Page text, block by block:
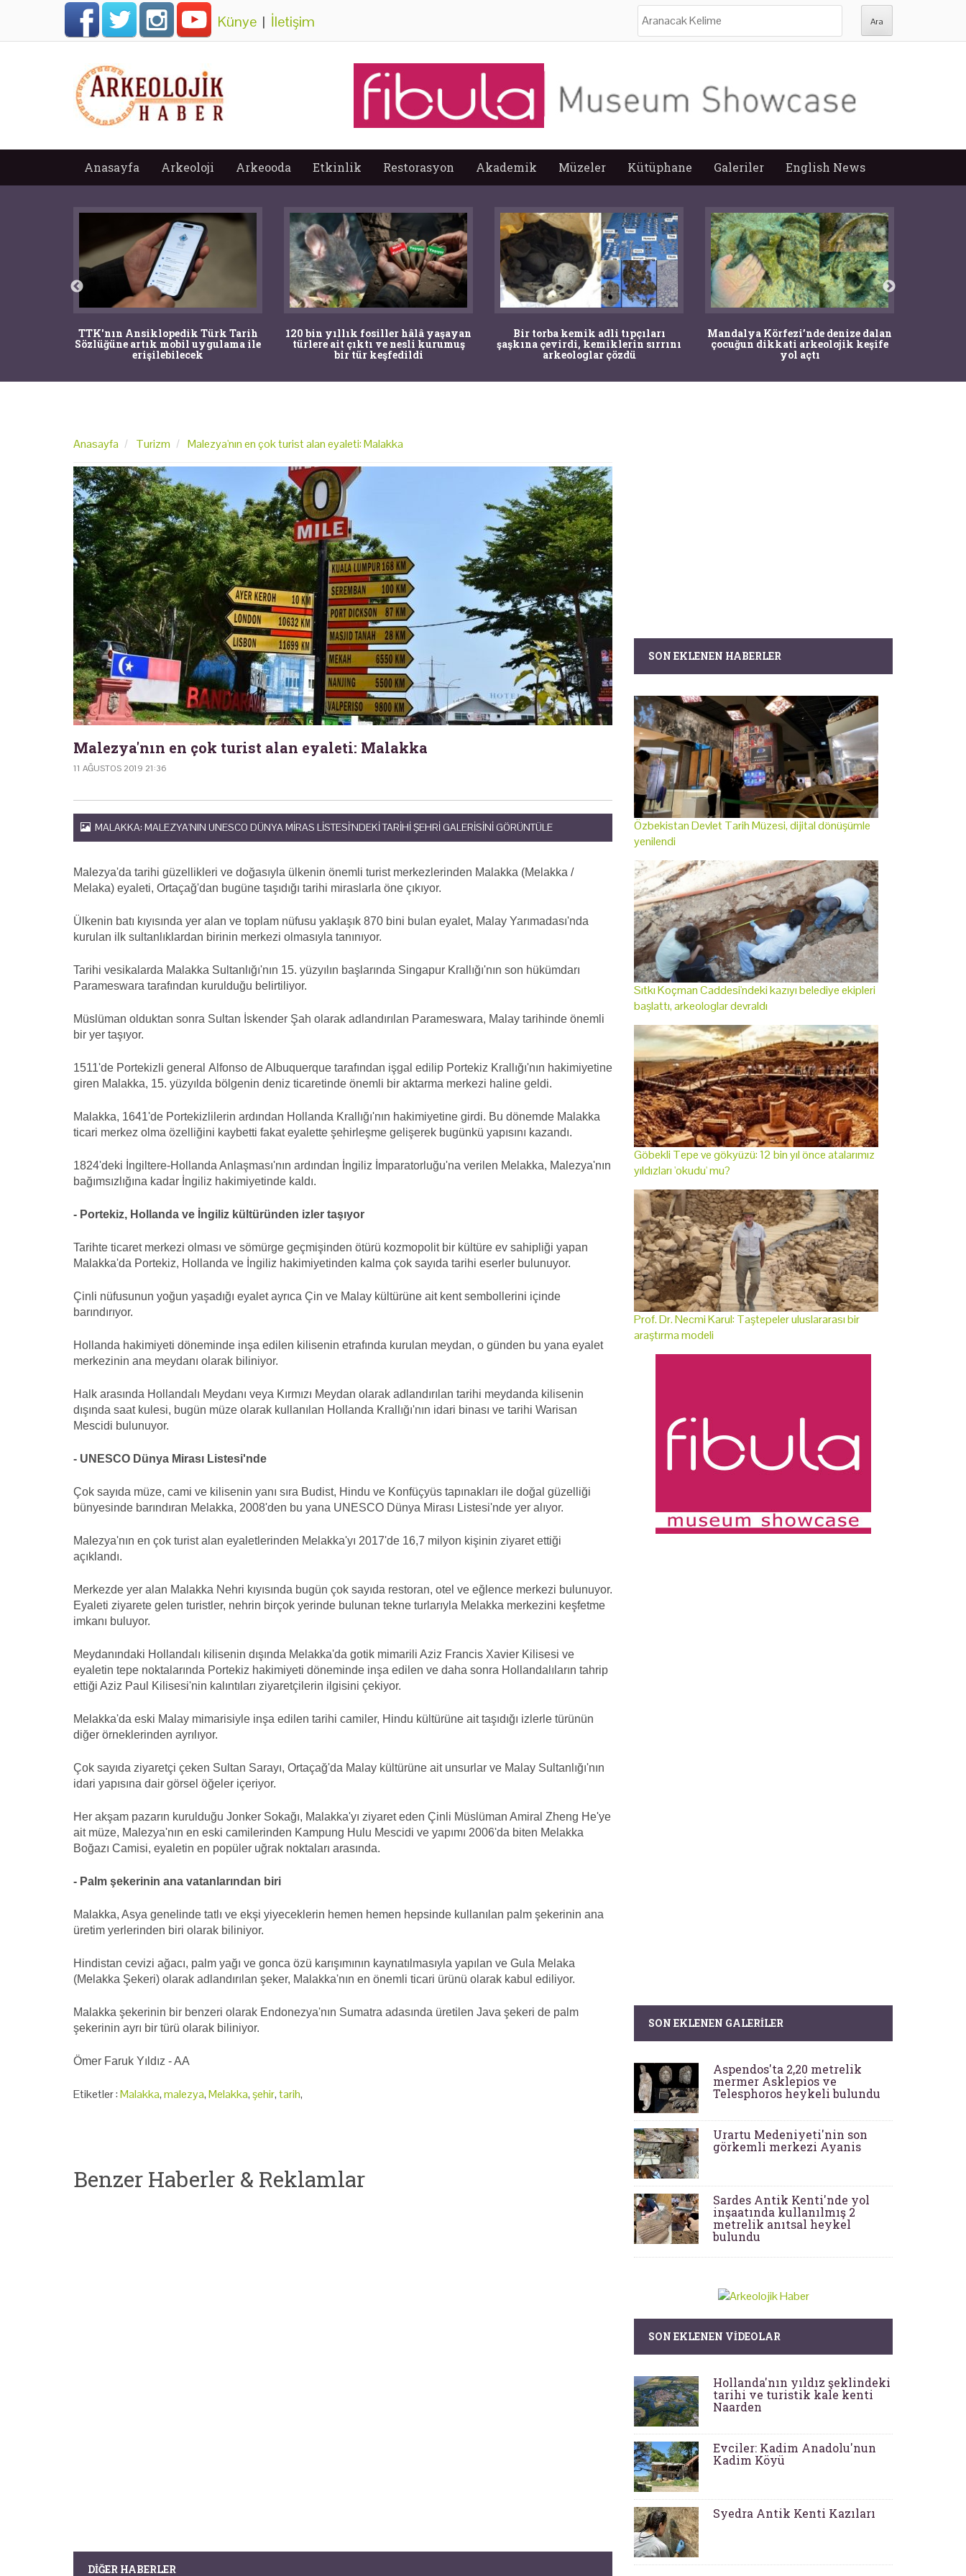
Künye | İletişim
Anasayfa Arkeoloji Arkeooda Etkinlik Restorasyon Akademik Müzeler Kütüphane Galeriler English News
TTK'nın Ansiklopedik Türk Tarih
Sözlüğüne artık mobil uygulama ile
erişilebilecek
120 bin yıllık fosiller hâlâ yaşayan
türlere ait çıktı ve nesli kurumuş
bir tür keşfedildi
Bir torba kemik adli tıpçıları
şaşkına çevirdi, kemiklerin sırrını
arkeologlar çözdü
Mandalya Körfezi’nde denize dalan
çocuğun dikkati arkeolojik keşife
yol açtı
Anasayfa Turizm Malezya'nın en çok turist alan eyaleti: Malakka
Malezya'nın en çok turist alan eyaleti: Malakka
11 AĞUSTOS 2019 21:36
MALAKKA: MALEZYA'NIN UNESCO DÜNYA MIRAS LISTESI'NDEKI TARIHI ŞEHRI GALERISINI GÖRÜNTÜLE
Malezya'da tarihi güzellikleri ve doğasıyla ülkenin önemli turist merkezlerinden Malakka (Melakka /
Melaka) eyaleti, Ortaçağ'dan bugüne taşıdığı tarihi miraslarla öne çıkıyor.
Ülkenin batı kıyısında yer alan ve toplam nüfusu yaklaşık 870 bini bulan eyalet, Malay Yarımadası'nda
kurulan ilk sultanlıklardan birinin merkezi olmasıyla tanınıyor.
Tarihi vesikalarda Malakka Sultanlığı'nın 15. yüzyılın başlarında Singapur Krallığı'nın son hükümdarı
Parameswara tarafından kurulduğu belirtiliyor.
Müslüman olduktan sonra Sultan İskender Şah olarak adlandırılan Parameswara, Malay tarihinde önemli
bir yer taşıyor.
1511'de Portekizli general Alfonso de Albuquerque tarafından işgal edilip Portekiz Krallığı'nın hakimiyetine
giren Malakka, 15. yüzyılda bölgenin deniz ticaretinde önemli bir aktarma merkezi haline geldi.
Malakka, 1641'de Portekizlilerin ardından Hollanda Krallığı'nın hakimiyetine girdi. Bu dönemde Malakka
ticari merkez olma özelliğini kaybetti fakat eyalette şehirleşme gelişerek bugünkü yapısını kazandı.
1824'deki İngiltere-Hollanda Anlaşması'nın ardından İngiliz İmparatorluğu'na verilen Melakka, Malezya'nın
bağımsızlığına kadar İngiliz hakimiyetinde kaldı.
- Portekiz, Hollanda ve İngiliz kültüründen izler taşıyor
Tarihte ticaret merkezi olması ve sömürge geçmişinden ötürü kozmopolit bir kültüre ev sahipliği yapan
Malakka'da Portekiz, Hollanda ve İngiliz hakimiyetinden kalma çok sayıda tarihi eserler bulunuyor.
Çinli nüfusunun yoğun yaşadığı eyalet ayrıca Çin ve Malay kültürüne ait kent sembollerini içinde
barındırıyor.
Hollanda hakimiyeti döneminde inşa edilen kilisenin etrafında kurulan meydan, o günden bu yana eyalet
merkezinin ana meydanı olarak biliniyor.
Halk arasında Hollandalı Meydanı veya Kırmızı Meydan olarak adlandırılan tarihi meydanda kilisenin
dışında saat kulesi, bugün müze olarak kullanılan Hollanda Krallığı'nın idari binası ve tarihi Warisan
Mescidi bulunuyor.
- UNESCO Dünya Mirası Listesi'nde
Çok sayıda müze, cami ve kilisenin yanı sıra Budist, Hindu ve Konfüçyüs tapınakları ile doğal güzelliği
bünyesinde barındıran Melakka, 2008'den bu yana UNESCO Dünya Mirası Listesi'nde yer alıyor.
Malezya'nın en çok turist alan eyaletlerinden Melakka'yı 2017'de 16,7 milyon kişinin ziyaret ettiği
açıklandı.
Merkezde yer alan Malakka Nehri kıyısında bugün çok sayıda restoran, otel ve eğlence merkezi bulunuyor.
Eyaleti ziyarete gelen turistler, nehrin birçok yerinde bulunan tekne turlarıyla Melakka merkezini keşfetme
imkanı buluyor.
Meydanındaki Hollandalı kilisenin dışında Melakka'da gotik mimarili Aziz Francis Xavier Kilisesi ve
eyaletin tepe noktalarında Portekiz hakimiyeti döneminde inşa edilen ve daha sonra Hollandalıların tahrip
ettiği Aziz Paul Kilisesi'nin kalıntıları ziyaretçilerin ilgisini çekiyor.
Melakka'da eski Malay mimarisiyle inşa edilen tarihi camiler, Hindu kültürüne ait taşıdığı izlerle türünün
diğer örneklerinden ayrılıyor.
Çok sayıda ziyaretçi çeken Sultan Sarayı, Ortaçağ'da Malay kültürüne ait unsurlar ve Malay Sultanlığı'nın
idari yapısına dair görsel öğeler içeriyor.
Her akşam pazarın kurulduğu Jonker Sokağı, Malakka'yı ziyaret eden Çinli Müslüman Amiral Zheng He'ye
ait müze, Malezya'nın en eski camilerinden Kampung Hulu Mescidi ve yapımı 2006'da biten Melakka
Boğazı Camisi, eyaletin en popüler uğrak noktaları arasında.
- Palm şekerinin ana vatanlarından biri
Malakka, Asya genelinde tatlı ve ekşi yiyeceklerin hemen hemen hepsinde kullanılan palm şekerinin ana
üretim yerlerinden biri olarak biliniyor.
Hindistan cevizi ağacı, palm yağı ve gonca özü karışımının kaynatılmasıyla yapılan ve Gula Melaka
(Melakka Şekeri) olarak adlandırılan şeker, Malakka'nın en önemli ticari ürünü olarak kabul ediliyor.
Malakka şekerinin bir benzeri olarak Endonezya'nın Sumatra adasında üretilen Java şekeri de palm
şekerinin ayrı bir türü olarak biliniyor.
Ömer Faruk Yıldız - AA
Etiketler :Malakka,malezya,Melakka,şehir,tarih,
Benzer Haberler & Reklamlar
DIĞER HABERLER
SON EKLENEN HABERLER
Özbekistan Devlet Tarih Müzesi, dijital dönüşümle
yenilendi
Sıtkı Koçman Caddesi'ndeki kazıyı belediye ekipleri
başlattı, arkeologlar devraldı
Göbekli Tepe ve gökyüzü: 12 bin yıl önce atalarımız
yıldızları 'okudu' mu?
Prof. Dr. Necmi Karul: Taştepeler uluslararası bir
araştırma modeli
SON EKLENEN GALERILER
Aspendos'ta 2,20 metrelik
mermer Asklepios ve
Telesphoros heykeli bulundu
Urartu Medeniyeti'nin son
görkemli merkezi Ayanis
Sardes Antik Kenti'nde yol
inşaatında kullanılmış 2
metrelik anıtsal heykel
bulundu
SON EKLENEN VIDEOLAR
Hollanda'nın yıldız şeklindeki
tarihi ve turistik kale kenti
Naarden
Evciler: Kadim Anadolu'nun
Kadim Köyü
Syedra Antik Kenti Kazıları